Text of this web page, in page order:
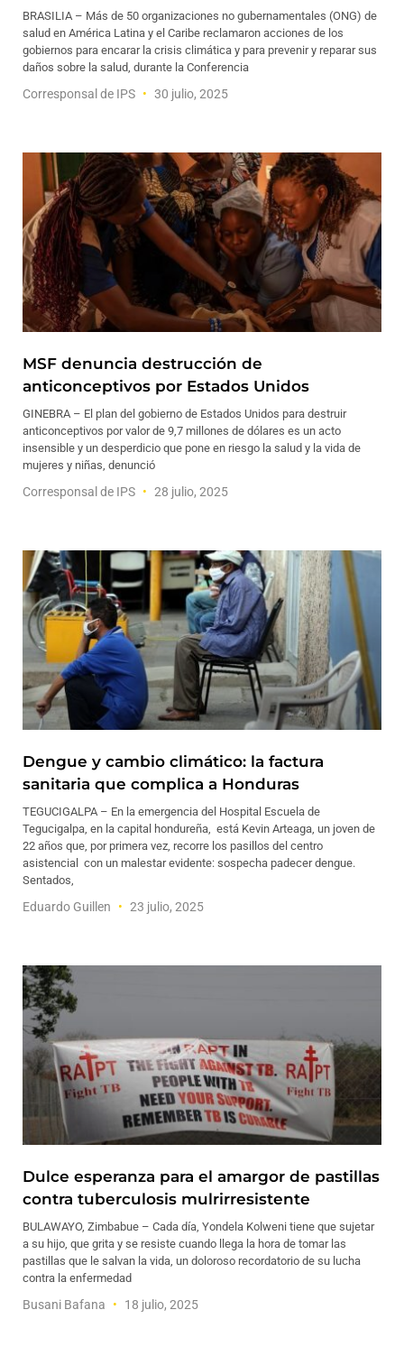
BRASILIA – Más de 50 organizaciones no gubernamentales (ONG) de
salud en América Latina y el Caribe reclamaron acciones de los
gobiernos para encarar la crisis climática y para prevenir y reparar sus
daños sobre la salud, durante la Conferencia
Corresponsal de IPS 30 julio, 2025
MSF denuncia destrucción de
anticonceptivos por Estados Unidos
GINEBRA – El plan del gobierno de Estados Unidos para destruir
anticonceptivos por valor de 9,7 millones de dólares es un acto
insensible y un desperdicio que pone en riesgo la salud y la vida de
mujeres y niñas, denunció
Corresponsal de IPS 28 julio, 2025
Dengue y cambio climático: la factura
sanitaria que complica a Honduras
TEGUCIGALPA – En la emergencia del Hospital Escuela de
Tegucigalpa, en la capital hondureña, está Kevin Arteaga, un joven de
22 años que, por primera vez, recorre los pasillos del centro
asistencial con un malestar evidente: sospecha padecer dengue.
Sentados,
Eduardo Guillen 23 julio, 2025
Dulce esperanza para el amargor de pastillas
contra tuberculosis mulrirresistente
BULAWAYO, Zimbabue – Cada día, Yondela Kolweni tiene que sujetar
a su hijo, que grita y se resiste cuando llega la hora de tomar las
pastillas que le salvan la vida, un doloroso recordatorio de su lucha
contra la enfermedad
Busani Bafana 18 julio, 2025